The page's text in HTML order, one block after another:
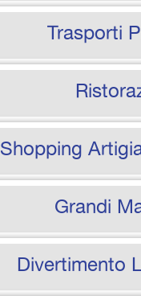
Trasporti
Shopping
Grandi
Divertimento